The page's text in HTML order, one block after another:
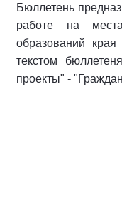
Бюллетень
работе на
образований
текстом
проекты" -